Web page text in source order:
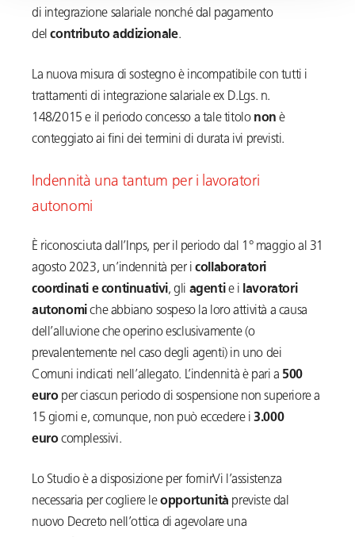
di integrazione salariale nonché dal pagamento
delcontributo addizionale.
La nuova misura di sostegno è incompatibile con tutti i
trattamenti di integrazione salariale ex D.Lgs. n.
148/2015 e il periodo concesso a tale titolo non è
conteggiato ai fini dei termini di durata ivi previsti.
Indennità una tantum per i lavoratori
autonomi
È riconosciuta dall’Inps, per il periodo dal 1° maggio al 31
agosto 2023, un’indennità per icollaboratori
coordinati e continuativi, gli agentie i lavoratori
autonomiche abbiano sospeso la loro attività a causa
dell’alluvione che operino esclusivamente (o
prevalentemente nel caso degli agenti) in uno dei
Comuni indicati nell’allegato. L’indennità è pari a 500
europer ciascun periodo di sospensione non superiore a
15 giorni e, comunque, non può eccedere i3.000
eurocomplessivi.
Lo Studio è a disposizione per fornirVi l’assistenza
necessaria per cogliere leopportunità previste dal
nuovo Decreto nell’ottica di agevolare una